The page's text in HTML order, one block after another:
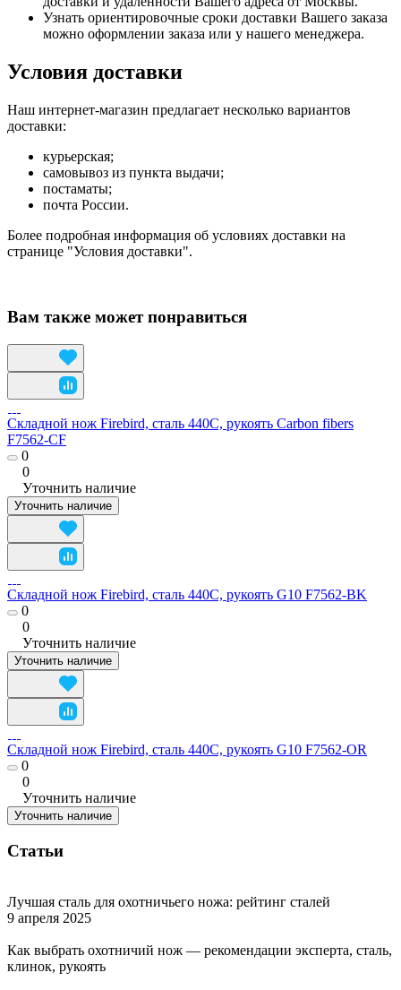
Узнать ориентировочные сроки доставки Вашего заказа
можно оформлении заказа или у нашего менеджера.
Условия доставки
Наш интернет-магазин предлагает несколько вариантов
доставки:
курьерская;
самовывоз из пункта выдачи;
постаматы;
почта России.
Более подробная информация об условиях доставки на
странице "Условия доставки".
Вам также может понравиться
Складной нож Firebird, сталь 440C, рукоять Carbon fibers
F7562-CF
0
0
Уточнить наличие
Уточнить наличие
Складной нож Firebird, сталь 440C, рукоять G10 F7562-BK
0
0
Уточнить наличие
Уточнить наличие
Складной нож Firebird, сталь 440C, рукоять G10 F7562-OR
0
0
Уточнить наличие
Уточнить наличие
Статьи
Лучшая сталь для охотничьего ножа: рейтинг сталей
9 апреля 2025
Как выбрать охотничий нож — рекомендации эксперта, сталь,
клинок, рукоять